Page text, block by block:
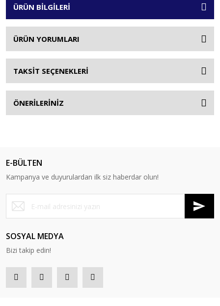
ÜRÜN BİLGİLERİ
ÜRÜN YORUMLARI
TAKSİT SEÇENEKLERİ
ÖNERİLERİNİZ
E-BÜLTEN
Kampanya ve duyurulardan ilk siz haberdar olun!
SOSYAL MEDYA
Bizi takip edin!